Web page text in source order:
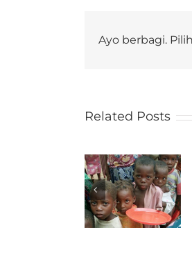
Ayo berbagi.
Related Posts
BMKG: Awas
Potensi
Kekeringan
dan Karhutla